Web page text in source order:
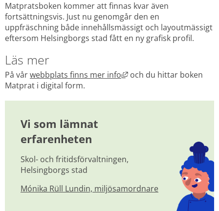
Matpratsboken kommer att finnas kvar även
fortsättningsvis. Just nu genomgår den en
uppfräschning både innehållsmässigt och layoutmässigt
eftersom Helsingborgs stad fått en ny grafisk profil.
Läs mer
På vår webbplats finns mer info Länk till annan
och du hittar boken
Matprat i digital form.
Vi som lämnat
erfarenheten
Skol- och fritidsförvaltningen,
Helsingborgs stad
Mónika Rüll Lundin, miljösamordnare